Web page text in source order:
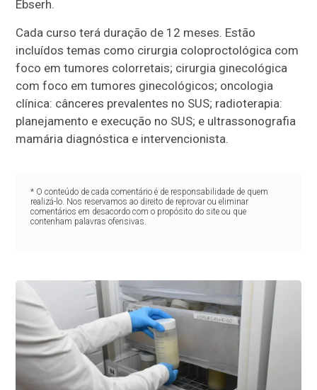
Ebserh.
Cada curso terá duração de 12 meses. Estão
incluídos temas como cirurgia coloproctológica com
foco em tumores colorretais; cirurgia ginecológica
com foco em tumores ginecológicos; oncologia
clínica: cânceres prevalentes no SUS; radioterapia:
planejamento e execução no SUS; e ultrassonografia
mamária diagnóstica e intervencionista.
* O conteúdo de cada comentário é de responsabilidade de quem
realizá-lo. Nos reservamos ao direito de reprovar ou eliminar
comentários em desacordo com o propósito do site ou que
contenham palavras ofensivas.